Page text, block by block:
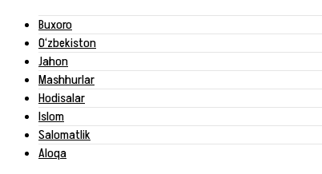
Buxoro
O‘zbekiston
Jahon
Mashhurlar
Hodisalar
Islom
Salomatlik
Aloqa